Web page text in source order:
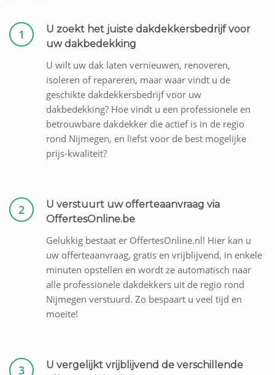
1
U zoekt het juiste dakdekkersbedrijf voor
uw dakbedekking
U wilt uw dak laten vernieuwen, renoveren,
isoleren of repareren, maar waar vindt u de
geschikte dakdekkersbedrijf voor uw
dakbedekking? Hoe vindt u een professionele en
betrouwbare dakdekker die actief is in de regio
rond Nijmegen, en liefst voor de best mogelijke
prijs-kwaliteit?
2
U verstuurt uw offerteaanvraag via
OffertesOnline.be
Gelukkig bestaat er OffertesOnline.nl! Hier kan u
uw offerteaanvraag, gratis en vrijblijvend, in enkele
minuten opstellen en wordt ze automatisch naar
alle professionele dakdekkers uit de regio rond
Nijmegen verstuurd. Zo bespaart u veel tijd en
moeite!
3
U vergelijkt vrijblijvend de verschillende